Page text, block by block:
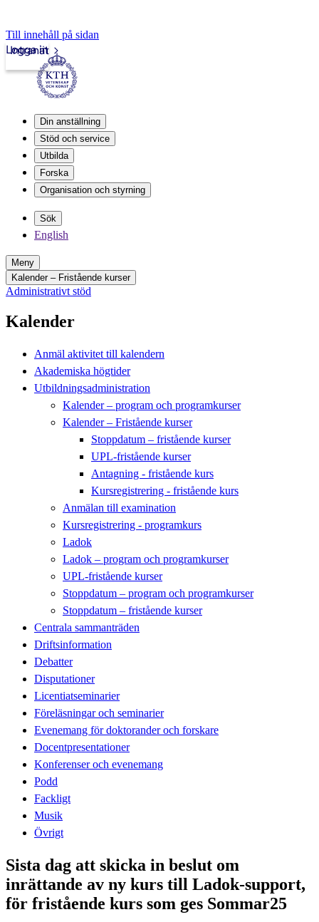
Till innehåll på sidan
Intranät
Logga in
Din anställning
Stöd och service
Utbilda
Forska
Organisation och styrning
Sök
English
Meny
Kalender – Fristående kurser
Administrativt stöd
Kalender
Anmäl aktivitet till kalendern
Akademiska högtider
Utbildningsadministration
Kalender – program och programkurser
Kalender – Fristående kurser
Stoppdatum – fristående kurser
UPL-fristående kurser
Antagning - fristående kurs
Kursregistrering - fristående kurs
Anmälan till examination
Kursregistrering - programkurs
Ladok
Ladok – program och programkurser
UPL-fristående kurser
Stoppdatum – program och programkurser
Stoppdatum – fristående kurser
Centrala sammanträden
Driftsinformation
Debatter
Disputationer
Licentiatseminarier
Föreläsningar och seminarier
Evenemang för doktorander och forskare
Docentpresentationer
Konferenser och evenemang
Podd
Fackligt
Musik
Övrigt
Sista dag att skicka in beslut om
inrättande av ny kurs till Ladok-support,
för fristående kurs som ges Sommar25